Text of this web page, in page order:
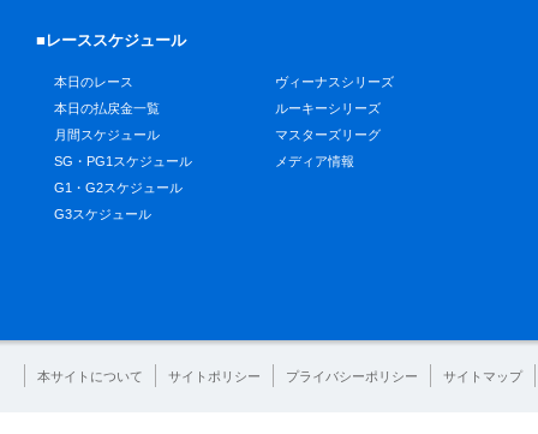
■レーススケジュール
本日のレース
本日の払戻金一覧
月間スケジュール
SG・PG1スケジュール
G1・G2スケジュール
G3スケジュール
ヴィーナスシリーズ
ルーキーシリーズ
マスターズリーグ
メディア情報
本サイトについて サイトポリシー プライバシーポリシー サイトマップ